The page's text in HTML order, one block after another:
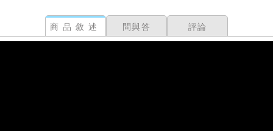
商品敘述 問與答 評論